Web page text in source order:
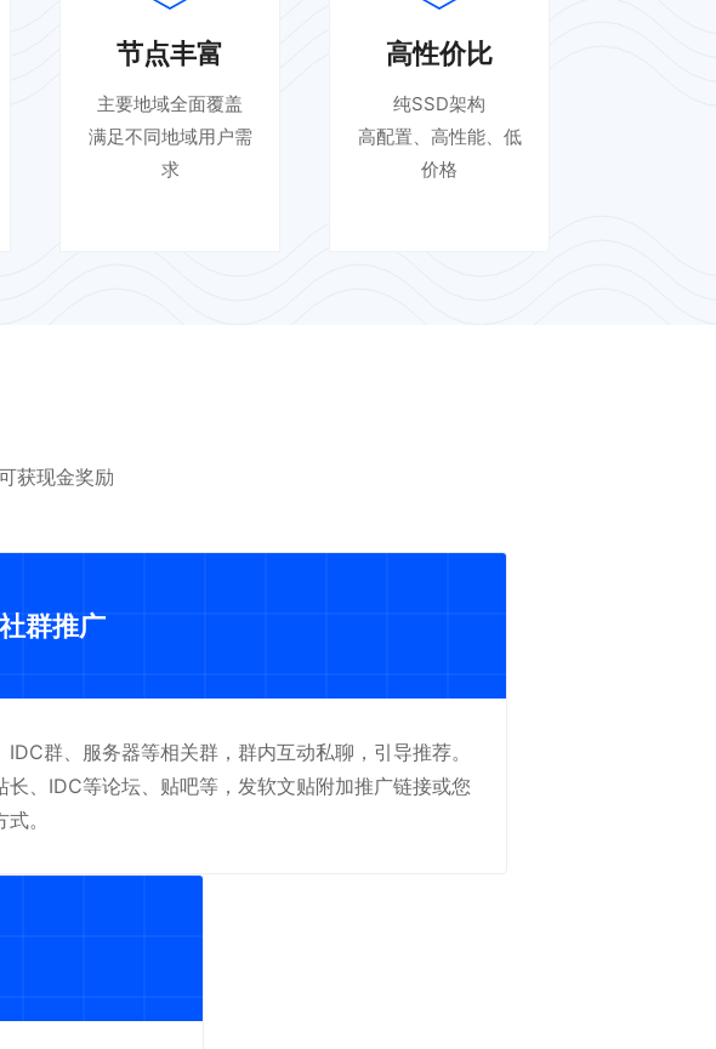
节点丰富
主要地域全面覆盖
满足不同地域用户需
求
高性价比
纯SSD架构
高配置、高性能、低
价格
获现金奖励
社群推广
IDC群、服务器等相关群，群内互动私聊，引导推荐。
长、IDC等论坛、贴吧等，发软文贴附加推广链接或您
。